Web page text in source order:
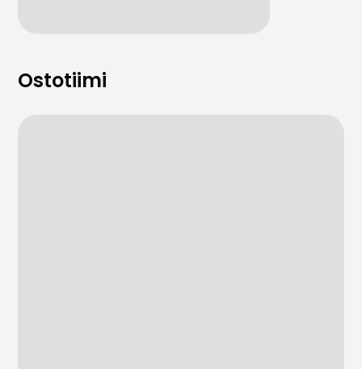
Ostotiimi